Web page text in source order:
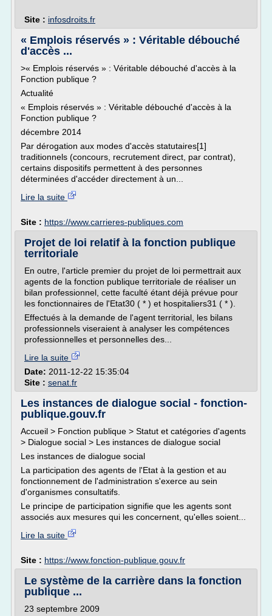
Site : infosdroits.fr
« Emplois réservés » : Véritable débouché
d'accès ...
>« Emplois réservés » : Véritable débouché d'accès à la
Fonction publique ?
Actualité
« Emplois réservés » : Véritable débouché d'accès à la
Fonction publique ?
décembre 2014
Par dérogation aux modes d'accès statutaires[1]
traditionnels (concours, recrutement direct, par contrat),
certains dispositifs permettent à des personnes
déterminées d'accéder directement à un...
Lire la suite
Site : https://www.carrieres-publiques.com
Projet de loi relatif à la fonction publique
territoriale
En outre, l'article premier du projet de loi permettrait aux
agents de la fonction publique territoriale de réaliser un
bilan professionnel, cette faculté étant déjà prévue pour
les fonctionnaires de l'Etat30 ( * ) et hospitaliers31 ( * ).
Effectués à la demande de l'agent territorial, les bilans
professionnels viseraient à analyser les compétences
professionnelles et personnelles des...
Lire la suite
Date: 2011-12-22 15:35:04
Site : senat.fr
Les instances de dialogue social - fonction-
publique.gouv.fr
Accueil > Fonction publique > Statut et catégories d'agents
> Dialogue social > Les instances de dialogue social
Les instances de dialogue social
La participation des agents de l'Etat à la gestion et au
fonctionnement de l'administration s'exerce au sein
d'organismes consultatifs.
Le principe de participation signifie que les agents sont
associés aux mesures qui les concernent, qu'elles soient...
Lire la suite
Site : https://www.fonction-publique.gouv.fr
Le système de la carrière dans la fonction
publique ...
23 septembre 2009